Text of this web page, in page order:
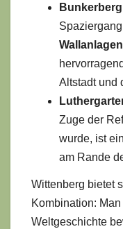
Wallanlagen
Altstadt und
Zuge der
wurde, ist
am Rande
Wittenberg bietet
Kombination:
Weltgeschichte